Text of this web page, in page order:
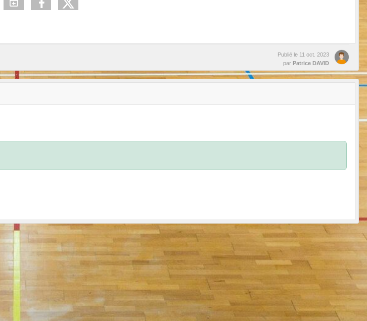
Publié le 11 oct. 2023
par Patrice DAVID